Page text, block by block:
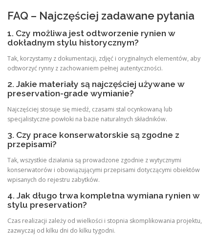
FAQ – Najczęściej zadawane pytania
1. Czy możliwa jest odtworzenie rynien w
dokładnym stylu historycznym?
Tak, korzystamy z dokumentacji, zdjęć i oryginalnych elementów, aby
odtworzyć rynny z zachowaniem pełnej autentyczności.
2. Jakie materiały są najczęściej używane w
preservation-grade wymianie?
Najczęściej stosuje się miedź, czasami stal ocynkowaną lub
specjalistyczne powłoki na bazie naturalnych składników.
3. Czy prace konserwatorskie są zgodne z
przepisami?
Tak, wszystkie działania są prowadzone zgodnie z wytycznymi
konserwatorów i obowiązującymi przepisami dotyczącymi obiektów
wpisanych do rejestru zabytków.
4. Jak długo trwa kompletna wymiana rynien w
stylu preservation?
Czas realizacji zależy od wielkości i stopnia skomplikowania projektu,
zazwyczaj od kilku dni do kilku tygodni.